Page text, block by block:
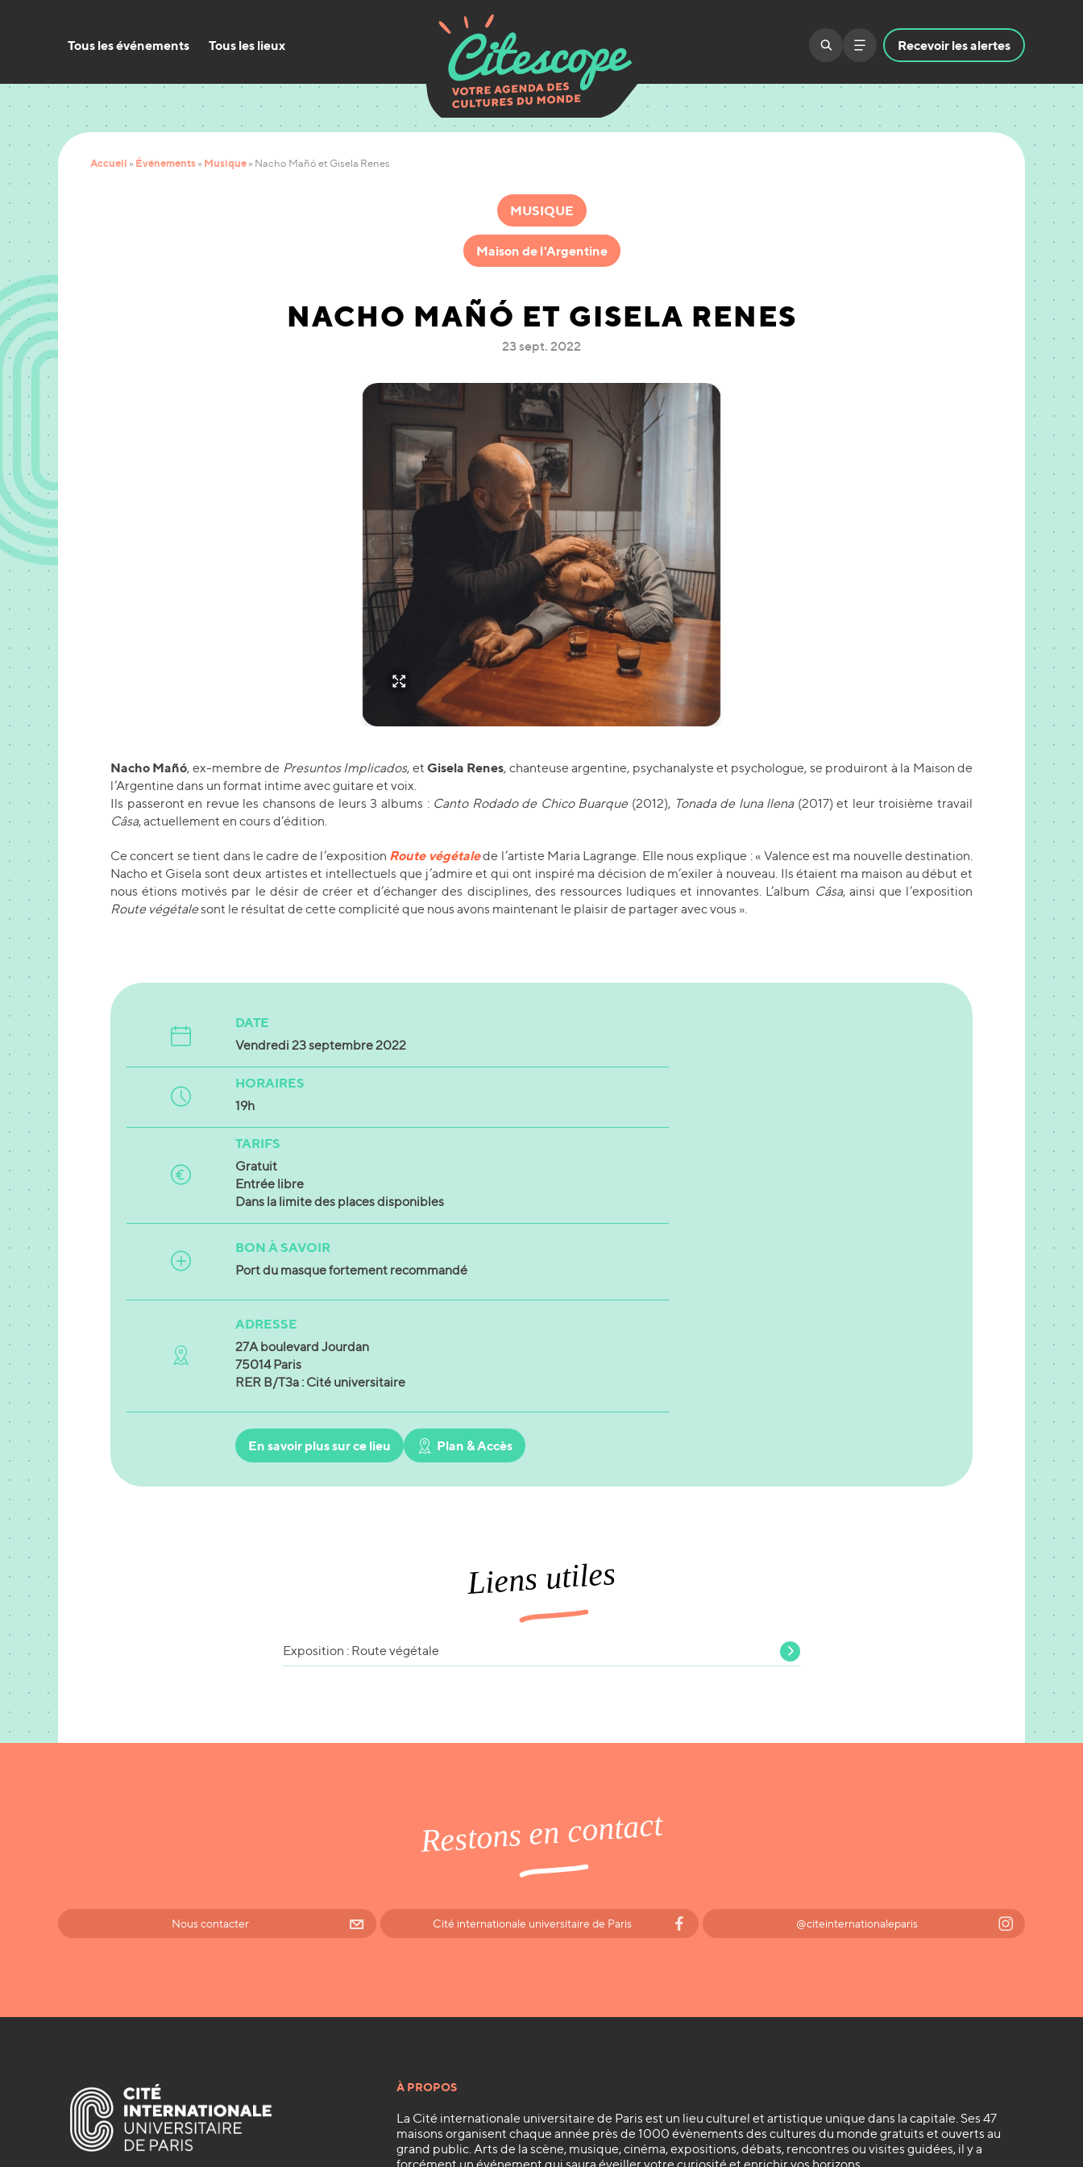
Tous les événements Tous les lieux Recevoir les alertes
Accueil » Événements » Musique » Nacho Mañó et Gisela Renes
MUSIQUE
Maison de l'Argentine
NACHO MAÑÓ ET GISELA RENES
23 sept. 2022
Nacho Mañó, ex-membre de Presuntos Implicados, et Gisela Renes, chanteuse argentine, psychanalyste et psychologue, se produiront à la Maison de
l’Argentine dans un format intime avec guitare et voix.
Ils passeront en revue les chansons de leurs 3 albums : Canto Rodado de Chico Buarque (2012), Tonada de luna llena(2017) et leur troisième travail
Câsa, actuellement en cours d’édition.
Ce concert se tient dans le cadre de l’exposition Route végétalede l’artiste Maria Lagrange. Elle nous explique : « Valence est ma nouvelle destination.
Nacho et Gisela sont deux artistes et intellectuels que j’admire et qui ont inspiré ma décision de m’exiler à nouveau. Ils étaient ma maison au début et
nous étions motivés par le désir de créer et d’échanger des disciplines, des ressources ludiques et innovantes. L’album Câsa, ainsi que l’exposition
Route végétalesont le résultat de cette complicité que nous avons maintenant le plaisir de partager avec vous ».
DATE
Vendredi 23 septembre 2022
HORAIRES
19h
TARIFS
Gratuit
Entrée libre
Dans la limite des places disponibles
BON À SAVOIR
Port du masque fortement recommandé
ADRESSE
27A boulevard Jourdan
75014 Paris
RER B/T3a : Cité universitaire
En savoir plus sur ce lieu Plan & Accès
Liens utiles
Exposition : Route végétale
Restons en contact
Nous contacter Cité internationale universitaire de Paris @citeinternationaleparis
À PROPOS
La Cité internationale universitaire de Paris est un lieu culturel et artistique unique dans la capitale. Ses 47
maisons organisent chaque année près de 1000 évènements des cultures du monde gratuits et ouverts au
grand public. Arts de la scène, musique, cinéma, expositions, débats, rencontres ou visites guidées, il y a